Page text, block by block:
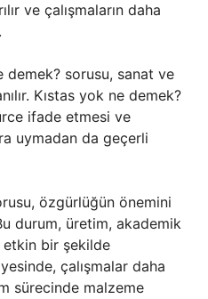
ve çalışmaların daha
demek? sorusu, sanat ve
Kıstas yok ne demek?
ifade etmesi ve
uymadan da geçerli
özgürlüğün önemini
durum, üretim, akademik
etkin bir şekilde
çalışmalar daha
sürecinde malzeme